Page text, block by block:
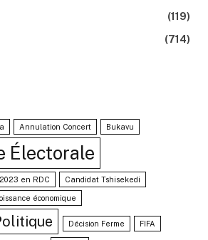
(119)
(714)
Annulation Concert Bukavu
Électorale
en RDC Candidat Tshisekedi
économique
Décision Ferme FIFA